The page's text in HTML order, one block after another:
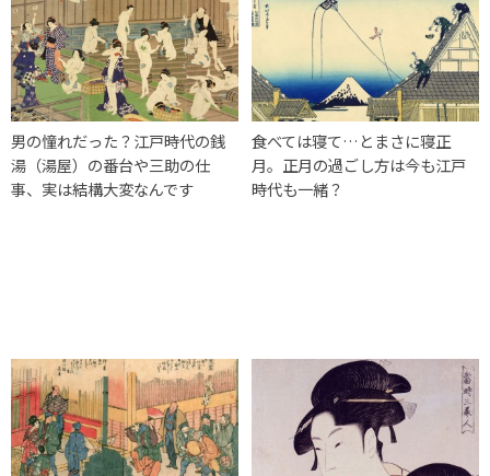
男の憧れだった？江戸時代の銭
湯（湯屋）の番台や三助の仕
事、実は結構大変なんです
食べては寝て…とまさに寝正
月。正月の過ごし方は今も江戸
時代も一緒？